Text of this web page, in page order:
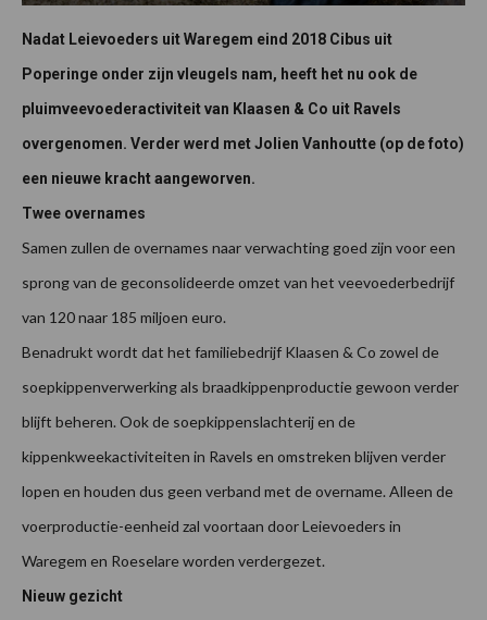
Nadat Leievoeders uit Waregem eind 2018 Cibus uit
Poperinge onder zijn vleugels nam, heeft het nu ook de
pluimveevoederactiviteit van Klaasen & Co uit Ravels
overgenomen. Verder werd met Jolien Vanhoutte (op de foto)
een nieuwe kracht aangeworven.
Twee overnames
Samen zullen de overnames naar verwachting goed zijn voor een
sprong van de geconsolideerde omzet van het veevoederbedrijf
van 120 naar 185 miljoen euro.
Benadrukt wordt dat het familiebedrijf Klaasen & Co zowel de
soepkippenverwerking als braadkippenproductie gewoon verder
blijft beheren. Ook de soepkippenslachterij en de
kippenkweekactiviteiten in Ravels en omstreken blijven verder
lopen en houden dus geen verband met de overname. Alleen de
voerproductie-eenheid zal voortaan door Leievoeders in
Waregem en Roeselare worden verdergezet.
Nieuw gezicht